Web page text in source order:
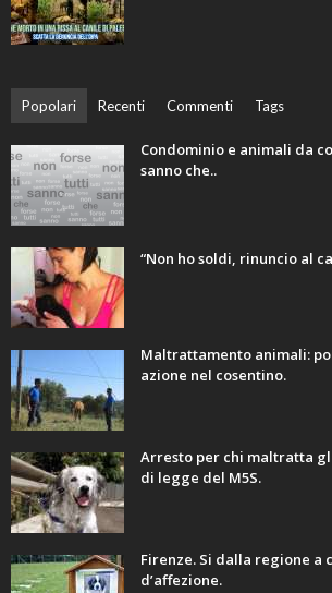
Popolari Recenti Commenti Tags
Condominio e animali da
sanno che..
“Non ho soldi, rinuncio al
Maltrattamento animali:
azione nel cosentino.
Arresto per chi maltratta
di legge del M5S.
Firenze. Si dalla regione a
d’affezione.